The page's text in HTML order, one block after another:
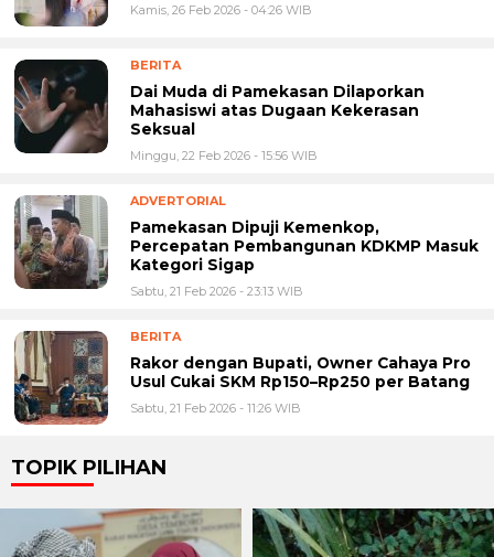
Kamis, 26 Feb 2026 - 04:26 WIB
BERITA
Dai Muda di Pamekasan Dilaporkan
Mahasiswi atas Dugaan Kekerasan
Seksual
Minggu, 22 Feb 2026 - 15:56 WIB
ADVERTORIAL
Pamekasan Dipuji Kemenkop,
Percepatan Pembangunan KDKMP Masuk
Kategori Sigap
Sabtu, 21 Feb 2026 - 23:13 WIB
BERITA
Rakor dengan Bupati, Owner Cahaya Pro
Usul Cukai SKM Rp150–Rp250 per Batang
Sabtu, 21 Feb 2026 - 11:26 WIB
TOPIK PILIHAN